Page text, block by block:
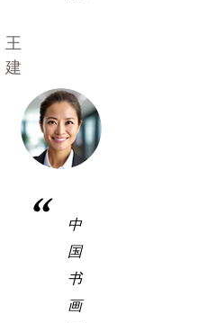
王
建
中
国
书
画